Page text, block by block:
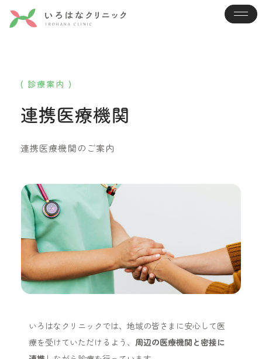
( 診療案内 )
連携医療機関
連携医療機関のご案内
いろはなクリニックでは、地域の皆さまに安心して医
療を受けていただけるよう、 周辺の医療機関と密接に